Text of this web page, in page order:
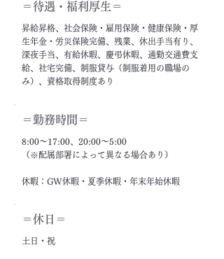
＝​待遇・福利厚生＝
昇給昇格、社会保険・雇用保険・健康保険・厚
生年金・労災保険完備、残業、休出手当有り、
深夜手当、有給休暇、慶弔休暇、通勤交通費支
給、社宅完備、制服貸与（制服着用の職場の
み）、資格取得制度あり
＝勤務時間＝
8:00～17:00、20:00～5:00
（※配属部署によって異なる場合あり）
休暇：GW休暇・夏季休暇・年末年始休暇
＝休日＝
土日・祝